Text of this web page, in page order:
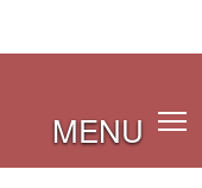
MENU